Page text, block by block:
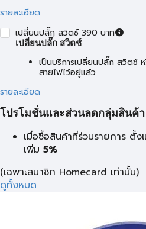
รายละเอียด
เปลี่ยนปลั๊ก สวิตช์ 390 บาท
เปลี่ยนปลั๊ก สวิตช์
เป็นบริการเปลี่ยนปลั๊ก สวิตช์
สายไฟไว้อยู่แล้ว
รายละเอียด
โปรโมชั่นและส่วนลดกลุ่มสินค้า
เมื่อซื้อสินค้าที่ร่วมรายการ ตั้ง
เพิ่ม 5%
(เฉพาะสมาชิก Homecard เท่านั้น)
ดูทั้งหมด